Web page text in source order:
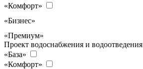
«Комфорт»
«Бизнес»
«Премиум»
Проект водоснабжения и водоотведения
«База»
«Комфорт»